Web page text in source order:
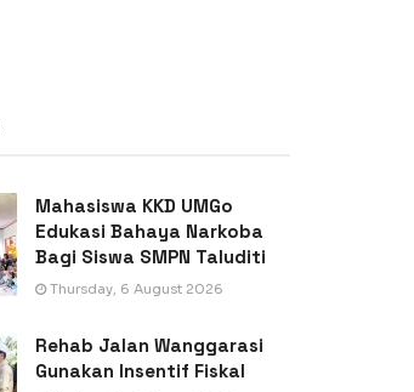
Mahasiswa KKD UMGo
Edukasi Bahaya Narkoba
Bagi Siswa SMPN Taluditi
Thursday, 6 August 2026
Rehab Jalan Wanggarasi
Gunakan Insentif Fiskal